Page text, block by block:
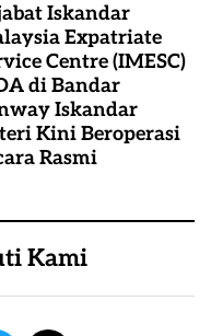
Iskandar
Expatriate
Centre (IMESC)
di Bandar
Iskandar
Kini Beroperasi
Rasmi
Kami